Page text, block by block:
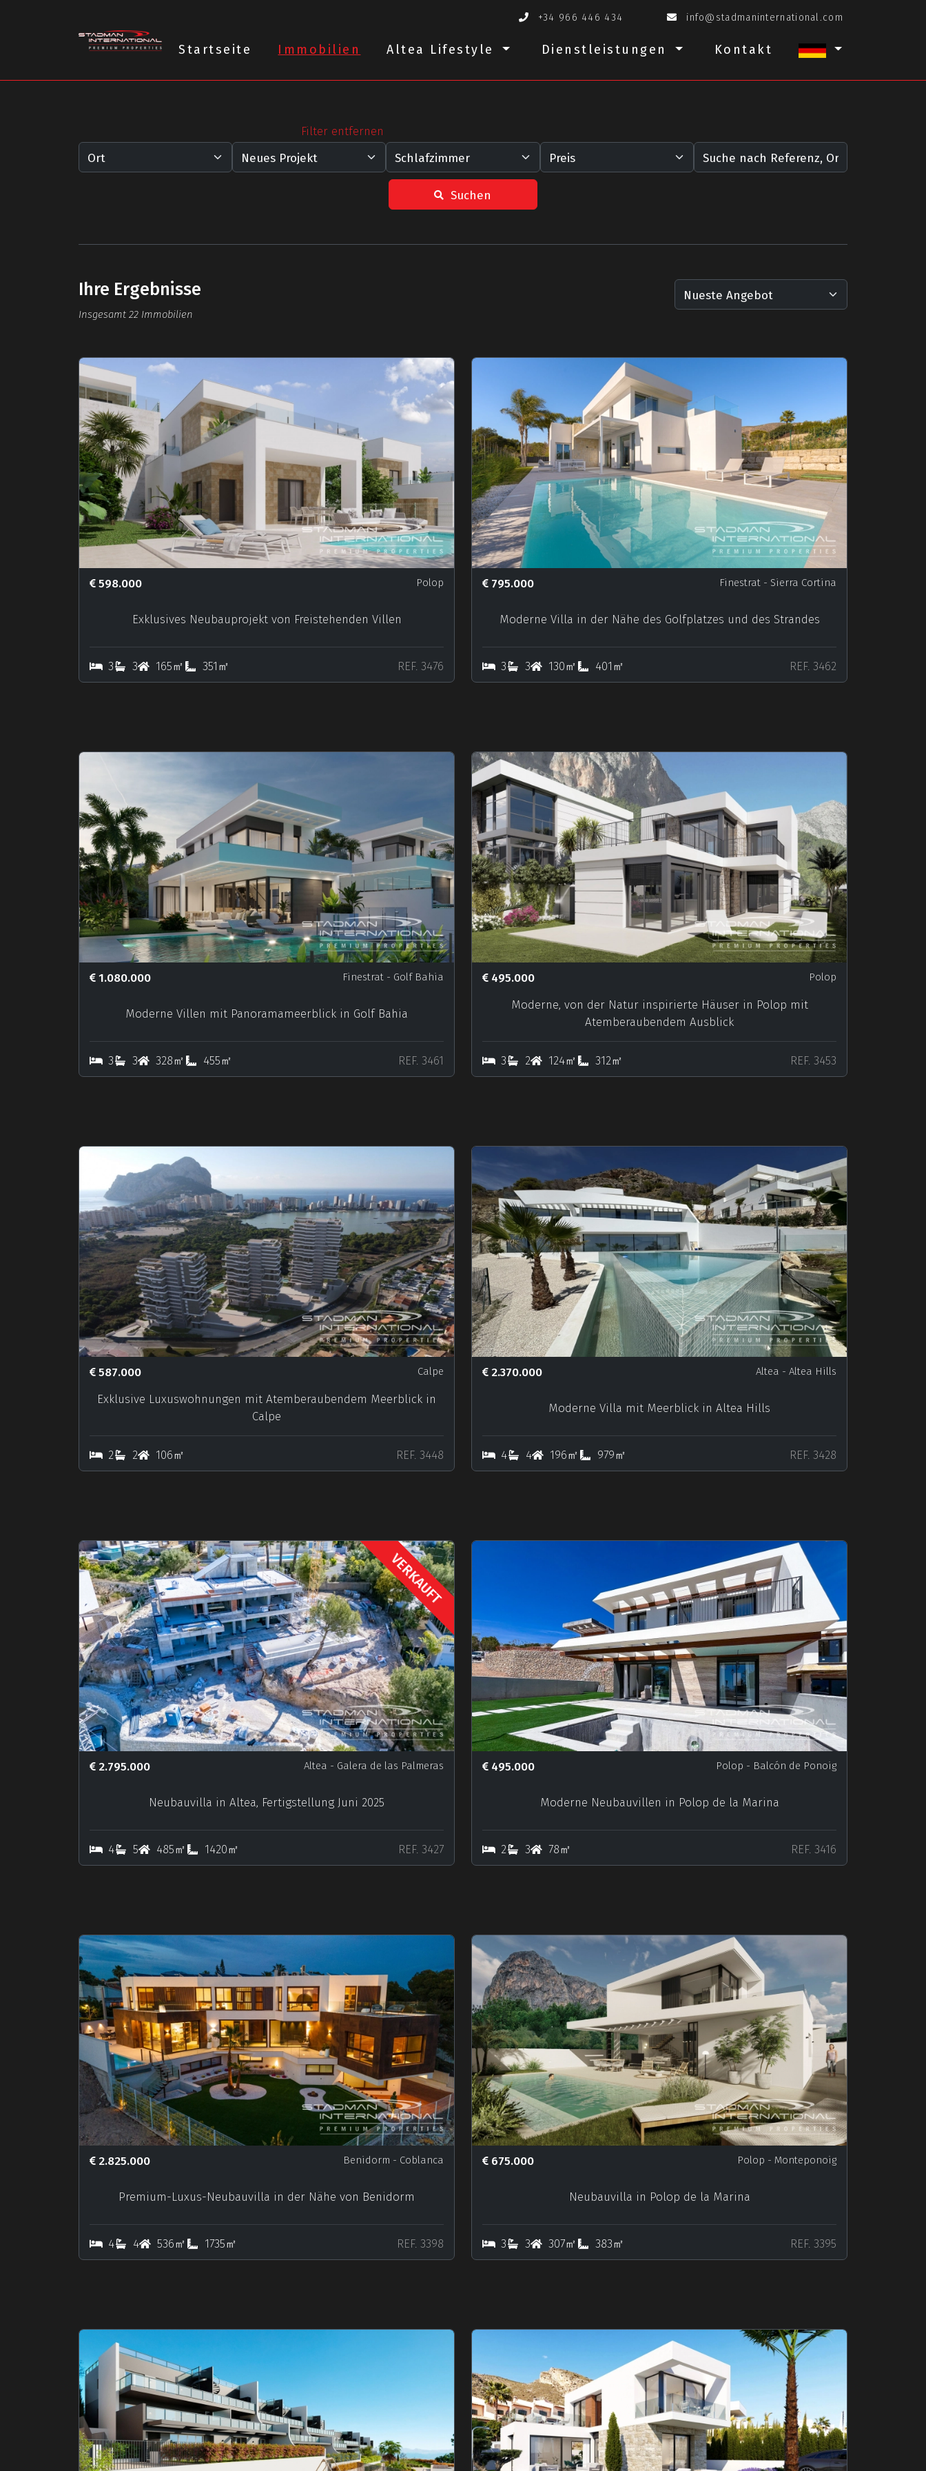
+34 966 446 434 info@stadmaninternational.com
Startseite Immobilien Altea Lifestyle Dienstleistungen Kontakt
Filter entfernen
Suchen
Ihre Ergebnisse
Insgesamt 22 Immobilien
598.000 Polop
Exklusives Neubauprojekt von Freistehenden Villen
3 3 165㎡ 351㎡ REF. 3476
795.000 Finestrat - Sierra Cortina
Moderne Villa in der Nähe des Golfplatzes und des Strandes
3 3 130㎡ 401㎡ REF. 3462
1.080.000 Finestrat - Golf Bahia
Moderne Villen mit Panoramameerblick in Golf Bahia
3 3 328㎡ 455㎡ REF. 3461
495.000 Polop
Moderne, von der Natur inspirierte Häuser in Polop mit
Atemberaubendem Ausblick
3 2 124㎡ 312㎡ REF. 3453
587.000 Calpe
Exklusive Luxuswohnungen mit Atemberaubendem Meerblick in
Calpe
2 2 106㎡ REF. 3448
2.370.000 Altea - Altea Hills
Moderne Villa mit Meerblick in Altea Hills
4 4 196㎡ 979㎡ REF. 3428
VERKAUFT
2.795.000 Altea - Galera de las Palmeras
Neubauvilla in Altea, Fertigstellung Juni 2025
4 5 485㎡ 1420㎡ REF. 3427
495.000 Polop - Balcón de Ponoig
Moderne Neubauvillen in Polop de la Marina
2 3 78㎡ REF. 3416
2.825.000 Benidorm - Coblanca
Premium-Luxus-Neubauvilla in der Nähe von Benidorm
4 4 536㎡ 1735㎡ REF. 3398
675.000 Polop - Monteponoig
Neubauvilla in Polop de la Marina
3 3 307㎡ 383㎡ REF. 3395